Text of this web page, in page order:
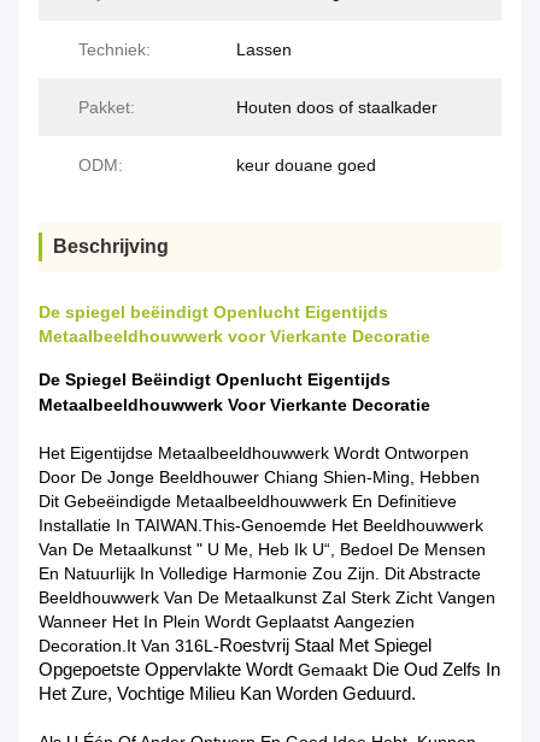
Techniek: Lassen
Pakket: Houten doos of staalkader
ODM: keur douane goed
Beschrijving
De spiegel beëindigt Openlucht Eigentijds
Metaalbeeldhouwwerk voor Vierkante Decoratie
De Spiegel Beëindigt Openlucht Eigentijds
Metaalbeeldhouwwerk Voor Vierkante Decoratie
Het Eigentijdse Metaalbeeldhouwwerk Wordt Ontworpen
Door De Jonge Beeldhouwer Chiang Shien-Ming, Hebben
Dit Gebeëindigde Metaalbeeldhouwwerk En Definitieve
Installatie In TAIWAN.This-Genoemde Het Beeldhouwwerk
Van De Metaalkunst " U Me, Heb Ik U“, Bedoel De Mensen
En Natuurlijk In Volledige Harmonie Zou Zijn. Dit Abstracte
Beeldhouwwerk Van De Metaalkunst Zal Sterk Zicht Vangen
Wanneer Het In Plein Wordt Geplaatst Aangezien
Decoration.it Van 316L-Roestvrij Staal Met Spiegel
Opgepoetste Oppervlakte Wordt Gemaakt Die Oud Zelfs In
Het Zure, Vochtige Milieu Kan Worden Geduurd.